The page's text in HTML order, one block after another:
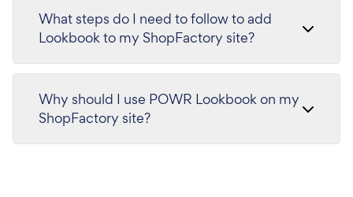
What steps do I need to follow to add
Lookbook to my ShopFactory site?
Why should I use POWR Lookbook on my
ShopFactory site?